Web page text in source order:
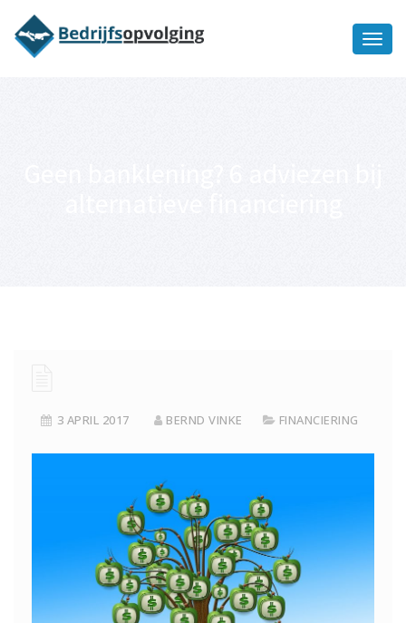
3 APRIL 2017 BERND VINKE FINANCIERING
bedrijfsopvolging voor fiscaal
juridisch advies
Ik wil meer informatie